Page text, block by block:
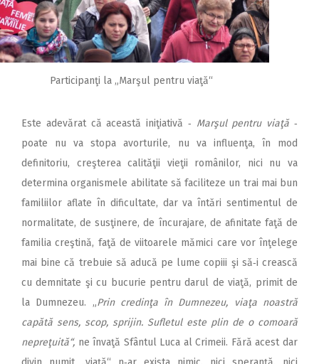
Participanţi la „Marşul pentru viaţă“
Este adevărat că această iniţiativă ‑ Marşul pentru viaţă‑
poate nu va stopa avorturile, nu va influenţa, în mod
definitoriu, creşterea calităţii vieţii românilor, nici nu va
determina organismele abilitate să faciliteze un trai mai bun
familiilor aflate în dificultate, dar va întări sentimentul de
normalitate, de susţinere, de încurajare, de afinitate faţă de
familia creştină, faţă de viitoarele mămici care vor înţelege
mai bine că trebuie să aducă pe lume copiii şi să‑i crească
cu demnitate şi cu bucurie pentru darul de viaţă, primit de
la Dumnezeu. „Prin credinţa în Dumnezeu, viaţa noastră
capătă sens, scop, sprijin. Sufletul este plin de o comoară
nepreţuită“, ne învaţă Sfântul Luca al Crimeii. Fără acest dar